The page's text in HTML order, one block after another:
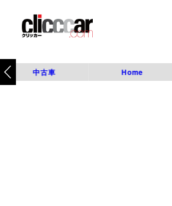
中古車 Home